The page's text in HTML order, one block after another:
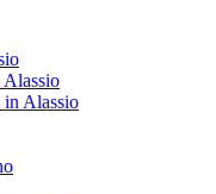
Alassio
in Alassio